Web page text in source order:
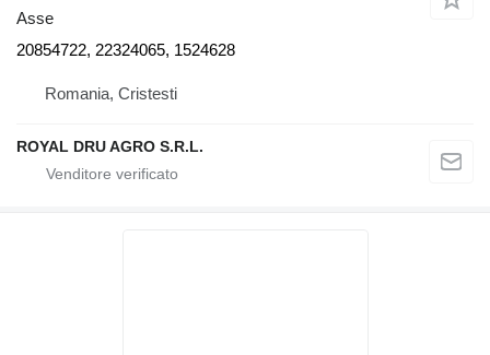
Asse
20854722, 22324065, 1524628
Romania, Cristesti
ROYAL DRU AGRO S.R.L.